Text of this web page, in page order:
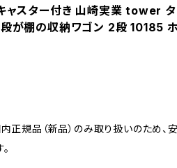
ャスター付き 山崎実業 tower
段が棚の収納ワゴン 2段 10185
正規品（新品）のみ取り扱いのため、